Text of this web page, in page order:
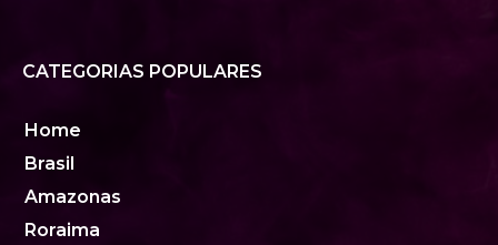
CATEGORIAS POPULARES
Home
Brasil
Amazonas
Roraima